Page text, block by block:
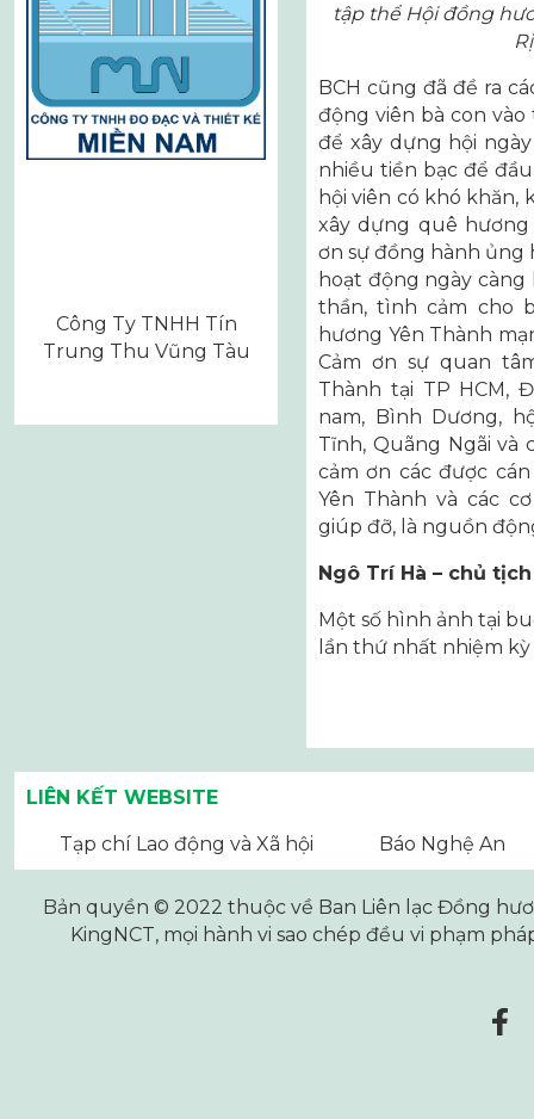
Công Ty TNHH Tín
Trung Thu Vũng Tàu
tập thể Hội đồng
BCH cũng đã đề ra
động viên bà con
để xây dựng hội
nhiều tiền bạc để
hội viên có khó khăn,
xây dựng quê hương
ơn sự đồng hành ủng
hoạt động ngày
thần, tình cảm cho
hương Yên Thành
Cảm ơn sự quan
Thành tại TP HCM,
nam, Bình Dương,
Tĩnh, Quãng Ngãi và
cảm ơn các được
Yên Thành và các
giúp đỡ, là nguồn
Ngô Trí Hà – chủ
Một số hình ảnh tại
lần thứ nhất nhiệm
Điều
viết
LIÊN KẾT WEBSITE
Tạp chí Lao động và Xã hội Báo Nghệ An
Bản quyền © 2022 thuộc về Ban Liên lạc Đồng
KingNCT, mọi hành vi sao chép đều vi phạm